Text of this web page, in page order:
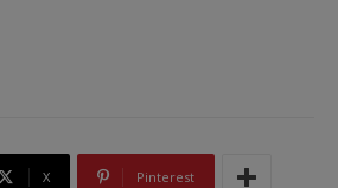
X Pinterest